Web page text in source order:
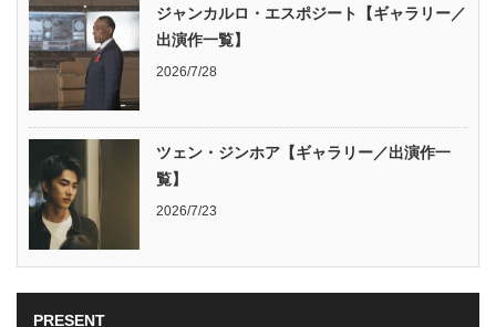
ジャンカルロ・エスポジート【ギャラリー／
出演作一覧】
2026/7/28
ツェン・ジンホア【ギャラリー／出演作一
覧】
2026/7/23
PRESENT